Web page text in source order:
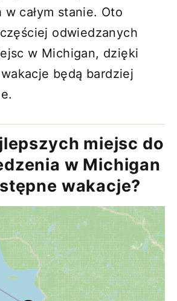
całym stanie. Oto
odwiedzanych
w Michigan, dzięki
będą bardziej
miejsc do
w Michigan
wakacje?